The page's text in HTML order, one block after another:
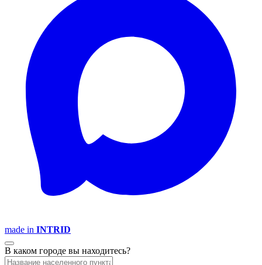
made in INTRID
В каком городе вы находитесь?